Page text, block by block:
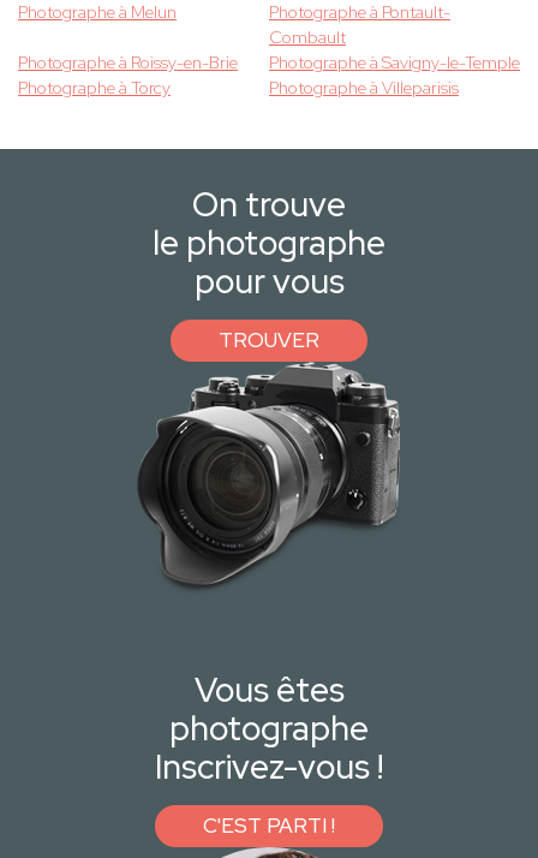
Photographe à Melun
Photographe à Pontault-
Combault
Photographe à Roissy-en-Brie
Photographe à Savigny-le-Temple
Photographe à Torcy
Photographe à Villeparisis
On trouve
le photographe
pour vous
TROUVER
Vous êtes
photographe
Inscrivez-vous !
C'EST PARTI !